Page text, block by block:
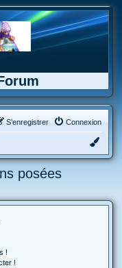
Connexion
S’enregistrer
posées
!
!